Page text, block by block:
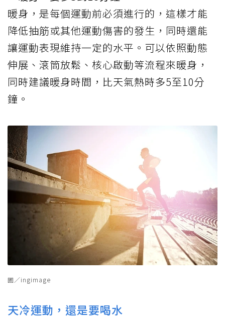
暖身，是每個運動前必須進行的，這樣才能
降低抽筋或其他運動傷害的發生，同時還能
讓運動表現維持一定的水平。可以依照動態
伸展、滾筒放鬆、核心啟動等流程來暖身，
同時建議暖身時間，比天氣熱時多5至10分
鐘。
圖／ingimage
天冷運動，還是要喝水